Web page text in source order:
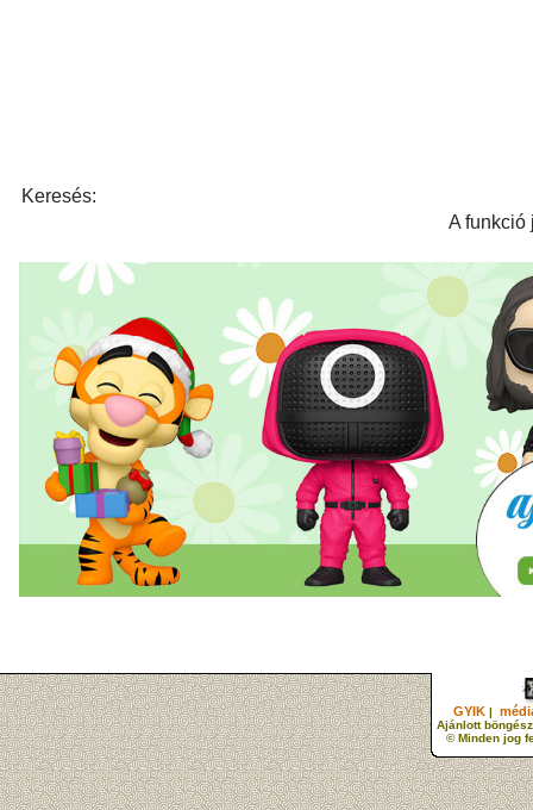
Keresés:
A funkció
GYIK |
Ajánlott
© Minden jog